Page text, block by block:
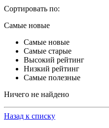
Сортировать по:
Самые новые
Самые новые
Самые старые
Высокий рейтинг
Низкий рейтинг
Самые полезные
Ничего не найдено
Назад к списку